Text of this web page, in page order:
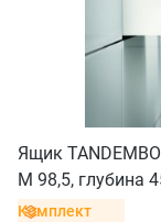
Ящик
М 98,5, глубина
под саморезы,
Комплект